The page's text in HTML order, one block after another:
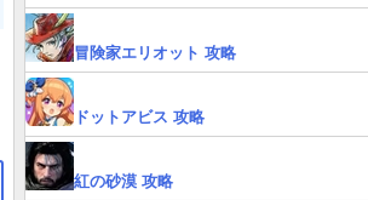
冒険家エリオット 攻略
ドットアビス 攻略
紅の砂漠 攻略